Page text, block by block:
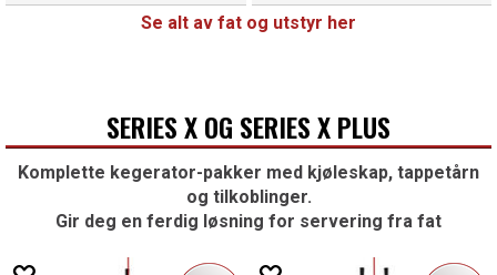
Se alt av fat og utstyr her
SERIES X OG SERIES X PLUS
Komplette kegerator-pakker med kjøleskap, tappetårn
og tilkoblinger.
Gir deg en ferdig løsning for servering fra fat